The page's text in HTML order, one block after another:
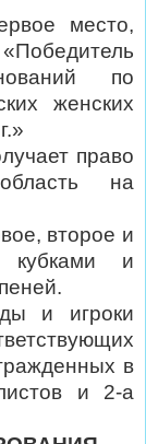
место,
по
женских
право
на
второе и
кубками и
и игроки
в
и 2-а